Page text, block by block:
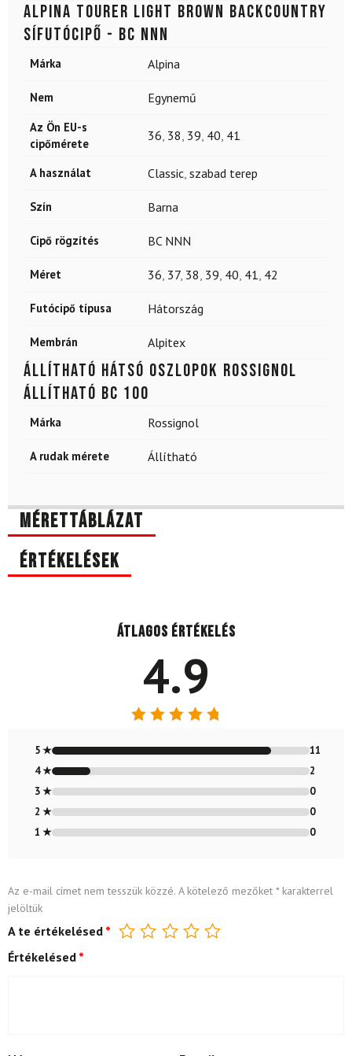
ALPINA Tourer Light Brown backcountry
sífutócipő - BC NNN
Márka Alpina
Nem Egynemű
Az Ön EU-s
cipőmérete
36, 38, 39, 40, 41
A használat Classic, szabad terep
Szín Barna
Cipő rögzítés BC NNN
Méret 36, 37, 38, 39, 40, 41, 42
Futócipő típusa Hátország
Membrán Alpitex
Állítható hátsó oszlopok ROSSIGNOL
Állítható BC 100
Márka Rossignol
A rudak mérete Állítható
Mérettáblázat
Értékelések
Átlagos értékelés
4.9
4.85/ 5
5 ★
11
4 ★
2
3 ★
0
2 ★
0
1 ★
0
Az e-mail címet nem tesszük közzé. A kötelező mezőket *karakterrel
jelöltük
A te értékelésed *
Értékelésed *